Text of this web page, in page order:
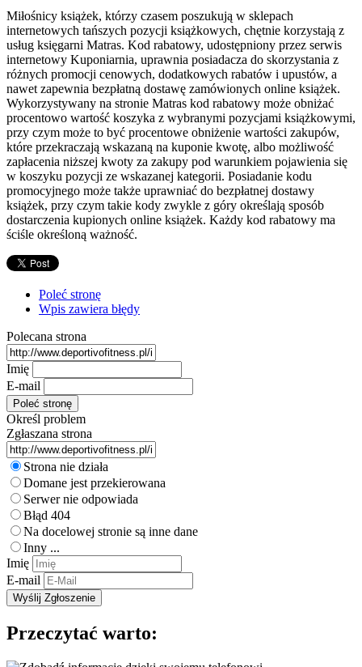
Miłośnicy książek, którzy czasem poszukują w sklepach
internetowych tańszych pozycji książkowych, chętnie korzystają z
usług księgarni Matras. Kod rabatowy, udostępniony przez serwis
internetowy Kuponiarnia, uprawnia posiadacza do skorzystania z
różnych promocji cenowych, dodatkowych rabatów i upustów, a
nawet zapewnia bezpłatną dostawę zamówionych online książek.
Wykorzystywany na stronie Matras kod rabatowy może obniżać
procentowo wartość koszyka z wybranymi pozycjami książkowymi,
przy czym może to być procentowe obniżenie wartości zakupów,
które przekraczają wskazaną na kuponie kwotę, albo możliwość
zapłacenia niższej kwoty za zakupy pod warunkiem pojawienia się
w koszyku pozycji ze wskazanej kategorii. Posiadanie kodu
promocyjnego może także uprawniać do bezpłatnej dostawy
książek, przy czym takie kody zwykle z góry określają sposób
dostarczenia kupionych online książek. Każdy kod rabatowy ma
ściśle określoną ważność.
Poleć stronę
Wpis zawiera błędy
Polecana strona
Imię
E-mail
Określ problem
Zgłaszana strona
Strona nie działa
Domane jest przekierowana
Serwer nie odpowiada
Błąd 404
Na docelowej stronie są inne dane
Inny ...
Imię
E-mail
Przeczytać warto: